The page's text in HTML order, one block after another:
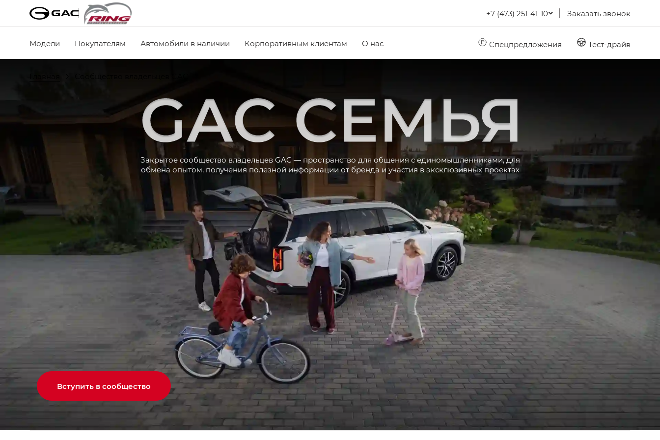
+7 (473) 251-41-10 Заказать звонок
Модели Покупателям Автомобили в наличии Корпоративным клиентам О нас Спецпредложения Тест-драйв
Семья
Закрытое сообщество владельцев GAC — пространство для общения с единомышленниками, для
обмена опытом, получения полезной информации от бренда и участия в эксклюзивных проектах
Вступить в сообщество